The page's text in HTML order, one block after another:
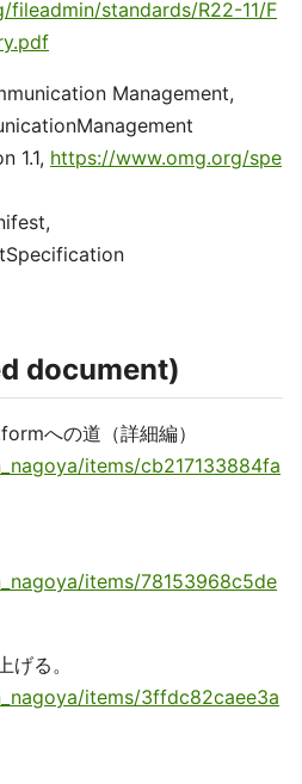
standards/R22-11/F
Management,
1.1, https://www.omg.org/spe
document)
への道（詳細編）
items/cb217133884fa
items/78153968c5de
る。
items/3ffdc82caee3a